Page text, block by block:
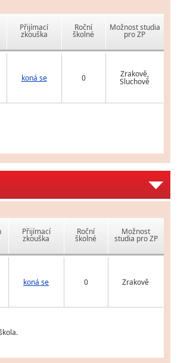
Přijímací
zkouška
Roční
školné
Možnost studia
pro ZP
koná se 0 Zrakově,
Sluchově
Přijímací
zkouška
Roční
školné
Možnost
studia pro ZP
koná se 0 Zrakově